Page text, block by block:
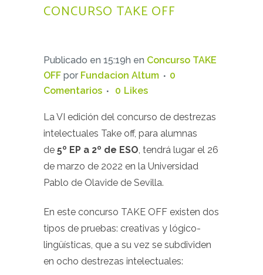
CONCURSO TAKE OFF
Publicado en 15:19h en Concurso TAKE
OFF por Fundacion Altum
0
Comentarios
0 Likes
La VI edición del concurso de destrezas
intelectuales Take off, para alumnas
de 5º EP a 2º de ESO , tendrá lugar el 26
de marzo de 2022 en la Universidad
Pablo de Olavide de Sevilla.
En este concurso TAKE OFF existen dos
tipos de pruebas: creativas y lógico-
lingüísticas, que a su vez se subdividen
en ocho destrezas intelectuales: